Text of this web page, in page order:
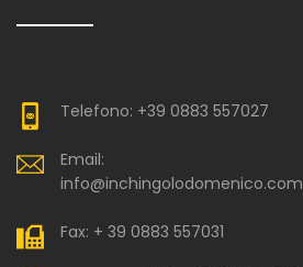
Telefono: +39 0883 557027
Email:
info@inchingolodomenico.com
Fax: + 39 0883 557031